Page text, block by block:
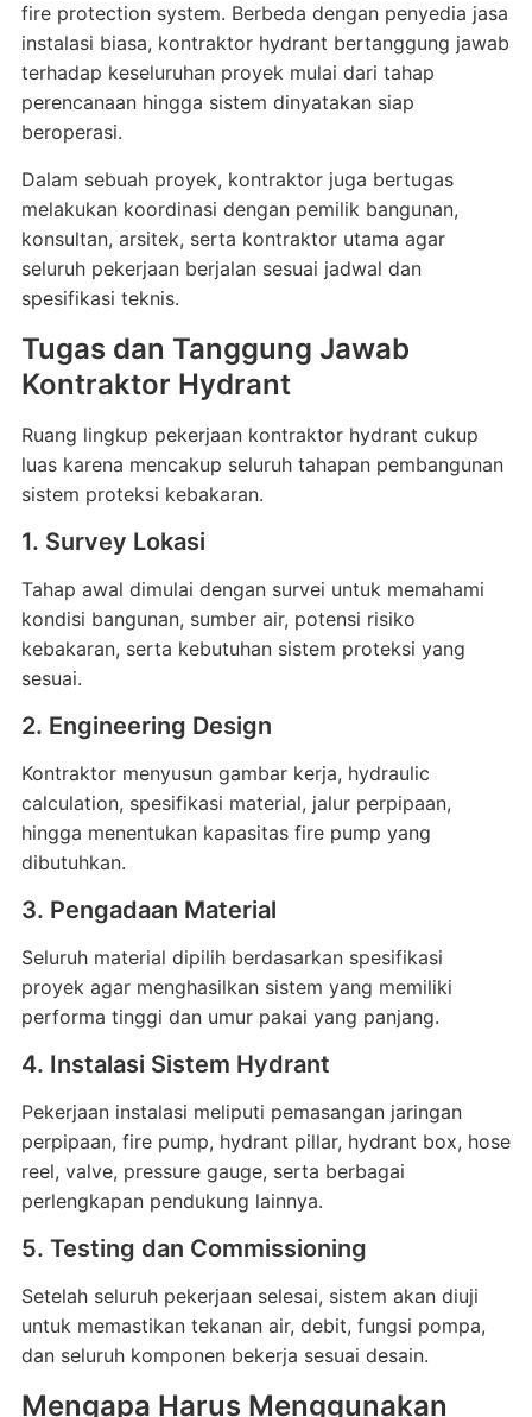
fire protection system. Berbeda dengan penyedia jasa
instalasi biasa, kontraktor hydrant bertanggung jawab
terhadap keseluruhan proyek mulai dari tahap
perencanaan hingga sistem dinyatakan siap
beroperasi.
Dalam sebuah proyek, kontraktor juga bertugas
melakukan koordinasi dengan pemilik bangunan,
konsultan, arsitek, serta kontraktor utama agar
seluruh pekerjaan berjalan sesuai jadwal dan
spesifikasi teknis.
Tugas dan Tanggung Jawab
Kontraktor Hydrant
Ruang lingkup pekerjaan kontraktor hydrant cukup
luas karena mencakup seluruh tahapan pembangunan
sistem proteksi kebakaran.
1. Survey Lokasi
Tahap awal dimulai dengan survei untuk memahami
kondisi bangunan, sumber air, potensi risiko
kebakaran, serta kebutuhan sistem proteksi yang
sesuai.
2. Engineering Design
Kontraktor menyusun gambar kerja, hydraulic
calculation, spesifikasi material, jalur perpipaan,
hingga menentukan kapasitas fire pump yang
dibutuhkan.
3. Pengadaan Material
Seluruh material dipilih berdasarkan spesifikasi
proyek agar menghasilkan sistem yang memiliki
performa tinggi dan umur pakai yang panjang.
4. Instalasi Sistem Hydrant
Pekerjaan instalasi meliputi pemasangan jaringan
perpipaan, fire pump, hydrant pillar, hydrant box, hose
reel, valve, pressure gauge, serta berbagai
perlengkapan pendukung lainnya.
5. Testing dan Commissioning
Setelah seluruh pekerjaan selesai, sistem akan diuji
untuk memastikan tekanan air, debit, fungsi pompa,
dan seluruh komponen bekerja sesuai desain.
Mengapa Harus Menggunakan